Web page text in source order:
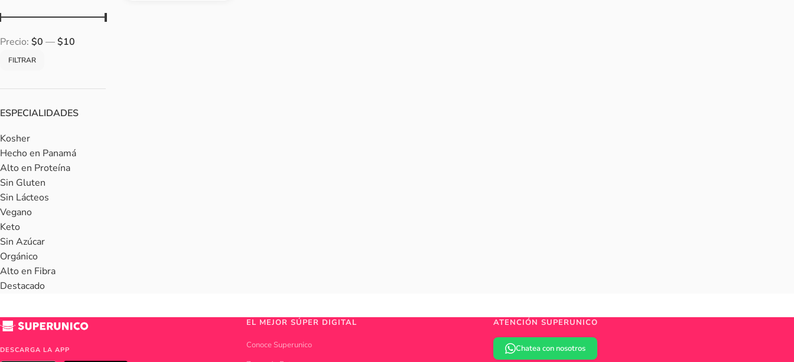
FILTRAR
Precio: $0 —$10
ESPECIALIDADES
Kosher
Hecho en Panamá
Alto en Proteína
Sin Gluten
Sin Lácteos
Vegano
Keto
Sin Azúcar
Orgánico
Alto en Fibra
Destacado
DESCARGA LA APP
EL MEJOR SÚPER DIGITAL
Conoce Superunico
ATENCIÓN SUPERUNICO
Chatea con nosotros